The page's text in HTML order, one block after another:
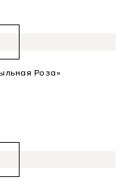
Роза»